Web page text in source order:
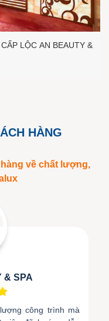
LỘC AN BEAUTY &
HÀNG
về chất lượng,
& SPA
công trình mà